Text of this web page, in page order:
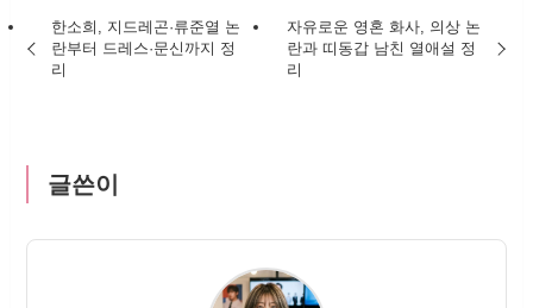
한소희, 지드레곤·류준열 논
란부터 드레스·문신까지 정
리
자유로운 영혼 화사, 의상 논
란과 띠동갑 남친 열애설 정
리
글쓴이